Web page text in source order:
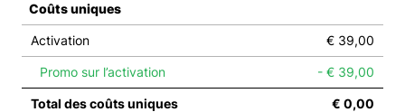
Coûts uniques
Activation € 39,00
Promo sur l’activation - € 39,00
Total des coûts uniques € 0,00